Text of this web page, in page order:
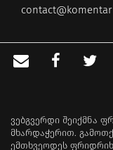
ვებგვერდი შეიქმნა
მხარდაჭერით.
ემთხვეოდეს